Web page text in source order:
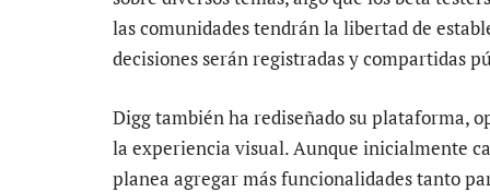
las comunidades tendrán la libertad de
decisiones serán registradas y compartidas
Digg también ha rediseñado su plataforma,
la experiencia visual. Aunque inicialmente
planea agregar más funcionalidades tanto